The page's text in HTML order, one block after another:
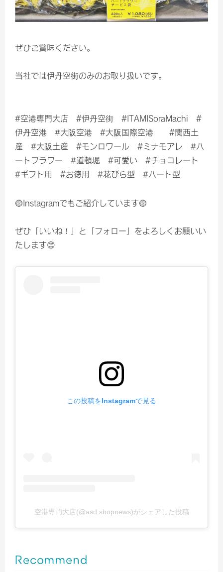
ぜひご賞味ください。
当社では伊丹空街のみのお取り扱いです。
#空港専門大店 #伊丹空街 #ITAMISoraMachi #
伊丹空港 #大阪空港 #大阪国際空港 #関西土
産 #大阪土産 #モンロワール #ミナモアレ #ハ
ートフラワー #道頓堀 #可愛い #チョコレート
#ギフト用 #お徳用 #花びら型 #ハート型
🟡Instagramでもご紹介しています🟡
ぜひ「いいね！」と「フォロー」をよろしくお願いい
たします😊
この投稿をInstagramで見る
空港専門大店(@asd.shopnews)がシェアした投稿
Recommend